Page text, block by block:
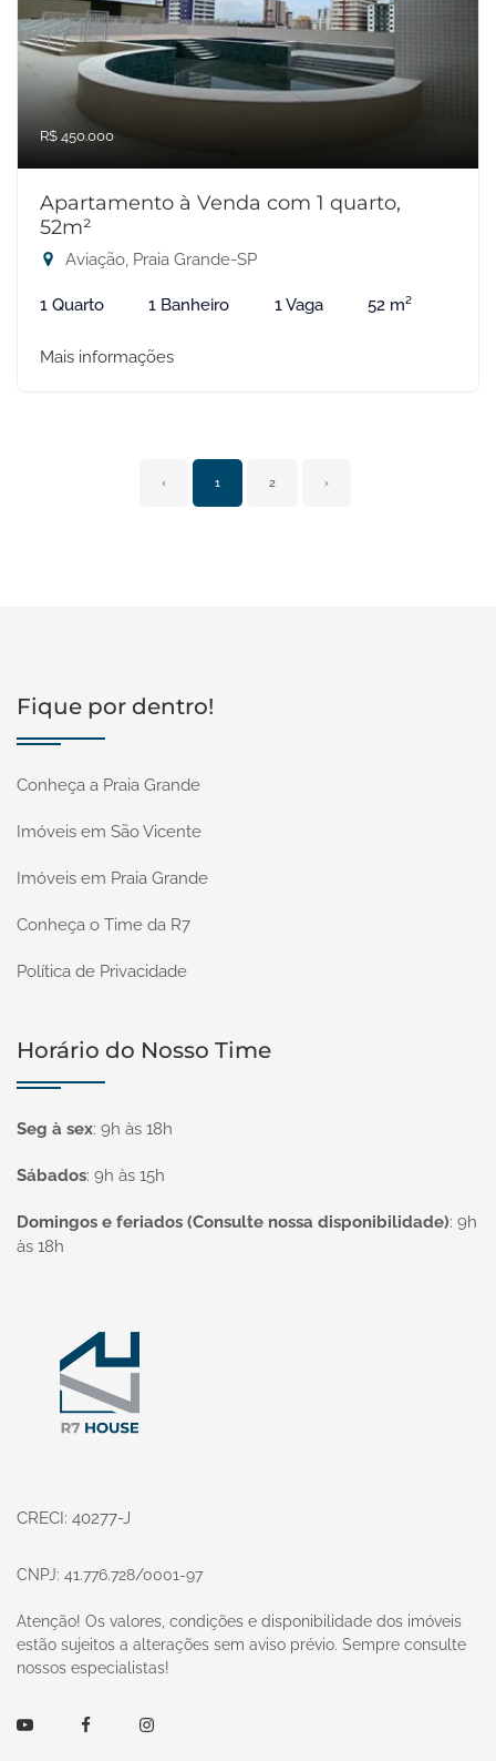
R$ 450.000
Apartamento à Venda com 1 quarto,
52m²
Aviação, Praia Grande-SP
1 Quarto 1 Banheiro 1 Vaga 52 m²
Mais informações
‹ 1 2 ›
Fique por dentro!
Conheça a Praia Grande
Imóveis em São Vicente
Imóveis em Praia Grande
Conheça o Time da R7
Política de Privacidade
Horário do Nosso Time
Seg à sex: 9h às 18h
Sábados: 9h às 15h
Domingos e feriados (Consulte nossa disponibilidade): 9h
às 18h
CRECI: 40277-J
CNPJ: 41.776.728/0001-97
Atenção! Os valores, condições e disponibilidade dos imóveis
estão sujeitos a alterações sem aviso prévio. Sempre consulte
nossos especialistas!
Youtube FacebookInstagram